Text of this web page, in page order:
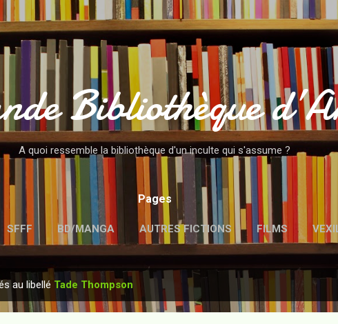
Accéder au contenu principal
Bibliothèque
A quoi ressemble la bibliothèque d'un inculte qui s'assume ?
Pages
SFFF BD/MANGA AUTRES FICTIONS FILMS
MENTIONS LÉGALES
au libellé Tade Thompson